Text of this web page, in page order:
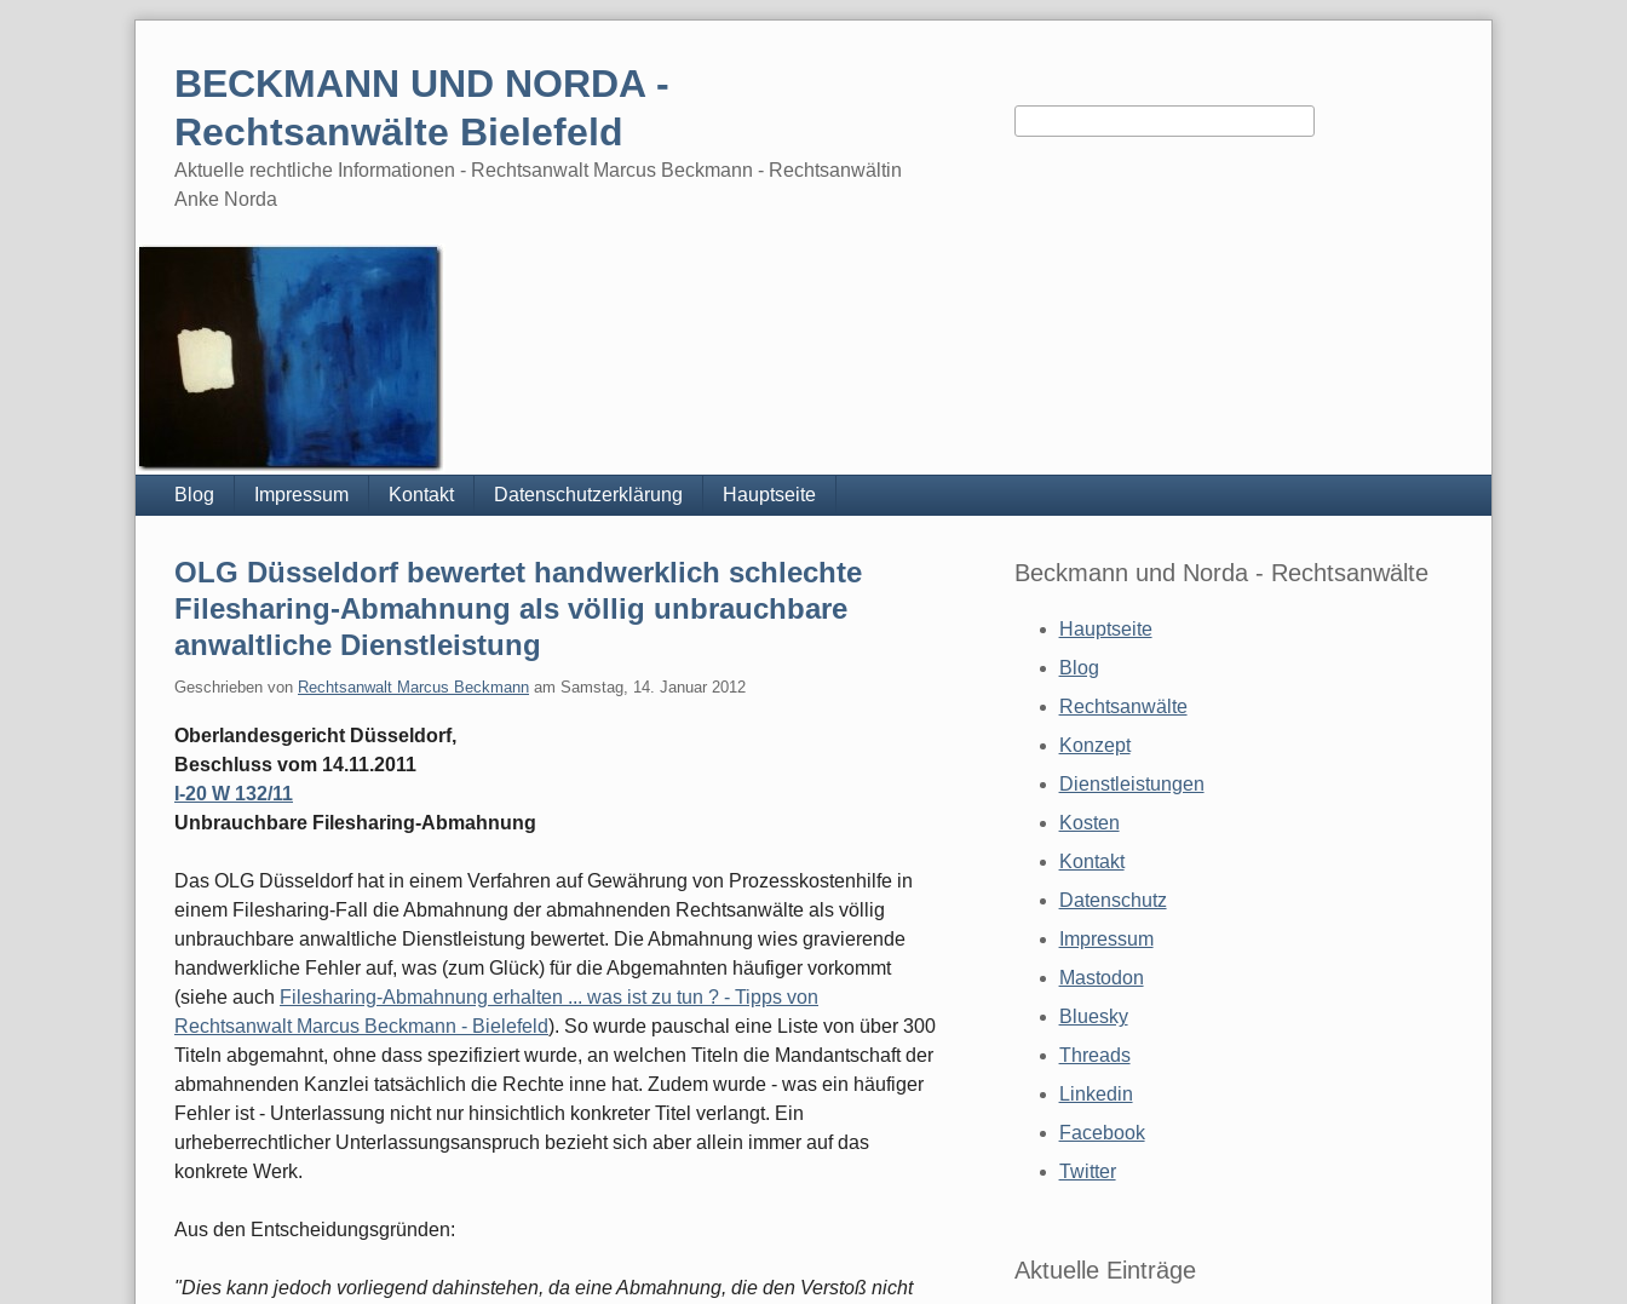
BECKMANN UND NORDA -
Rechtsanwälte Bielefeld
Aktuelle rechtliche Informationen - Rechtsanwalt Marcus Beckmann - Rechtsanwältin
Anke Norda
Blog Impressum Kontakt Datenschutzerklärung Hauptseite
OLG Düsseldorf bewertet handwerklich schlechte
Filesharing-Abmahnung als völlig unbrauchbare
anwaltliche Dienstleistung
Geschrieben von Rechtsanwalt Marcus Beckmann am Samstag, 14. Januar 2012
Oberlandesgericht Düsseldorf,
Beschluss vom 14.11.2011
I-20 W 132/11
Unbrauchbare Filesharing-Abmahnung
Das OLG Düsseldorf hat in einem Verfahren auf Gewährung von Prozesskostenhilfe in
einem Filesharing-Fall die Abmahnung der abmahnenden Rechtsanwälte als völlig
unbrauchbare anwaltliche Dienstleistung bewertet. Die Abmahnung wies gravierende
handwerkliche Fehler auf, was (zum Glück) für die Abgemahnten häufiger vorkommt
(siehe auch Filesharing-Abmahnung erhalten ... was ist zu tun ? - Tipps von
Rechtsanwalt Marcus Beckmann - Bielefeld). So wurde pauschal eine Liste von über 300
Titeln abgemahnt, ohne dass spezifiziert wurde, an welchen Titeln die Mandantschaft der
abmahnenden Kanzlei tatsächlich die Rechte inne hat. Zudem wurde - was ein häufiger
Fehler ist - Unterlassung nicht nur hinsichtlich konkreter Titel verlangt. Ein
urheberrechtlicher Unterlassungsanspruch bezieht sich aber allein immer auf das
konkrete Werk.
Aus den Entscheidungsgründen:
"Dies kann jedoch vorliegend dahinstehen, da eine Abmahnung, die den Verstoß nicht
Beckmann und Norda - Rechtsanwälte
Hauptseite
Blog
Rechtsanwälte
Konzept
Dienstleistungen
Kosten
Kontakt
Datenschutz
Impressum
Mastodon
Bluesky
Threads
Linkedin
Facebook
Twitter
Aktuelle Einträge